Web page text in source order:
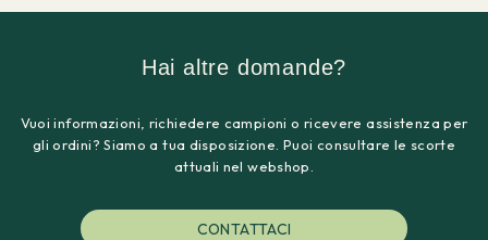
Hai altre domande?
Vuoi informazioni, richiedere campioni o ricevere assistenza per
gli ordini? Siamo a tua disposizione. Puoi consultare le scorte
attuali nel webshop.
CONTATTACI